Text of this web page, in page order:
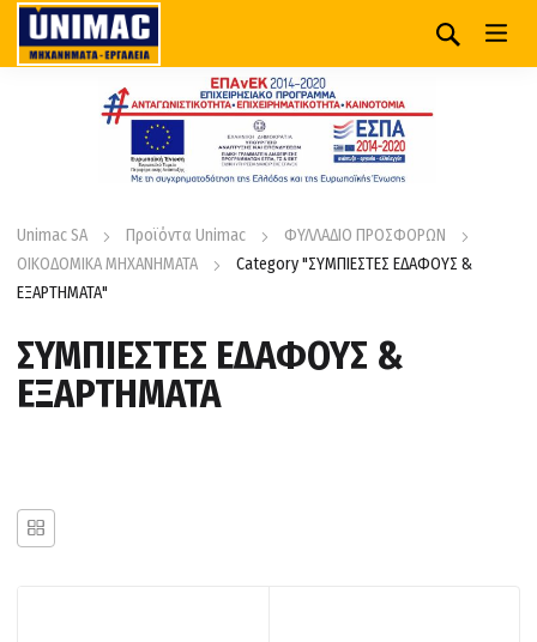
Unimac SA Προϊόντα Unimac
ΦΥΛΛΑΔΙΟ ΠΡΟΣΦΟΡΩΝ
ΟΙΚΟΔΟΜΙΚΑ ΜΗΧΑΝΗΜΑΤΑ
Category "ΣΥΜΠΙΕΣΤΕΣ ΕΔΑΦΟΥΣ &
ΕΞΑΡΤΗΜΑΤΑ"
ΣΥΜΠΙΕΣΤΕΣ ΕΔΑΦΟΥΣ &
ΕΞΑΡΤΗΜΑΤΑ